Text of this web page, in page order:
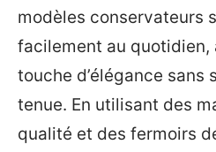
modèles conservateurs
facilement au quotidien,
touche d’élégance sans
tenue. En utilisant des
qualité et des fermoirs